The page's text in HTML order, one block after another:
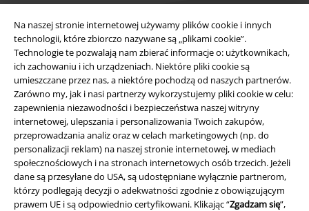
Na naszej stronie internetowej używamy plików cookie i innych
technologii, które zbiorczo nazywane są „plikami cookie”.
Technologie te pozwalają nam zbierać informacje o: użytkownikach,
ich zachowaniu i ich urządzeniach. Niektóre pliki cookie są
umieszczane przez nas, a niektóre pochodzą od naszych partnerów.
Zarówno my, jak i nasi partnerzy wykorzystujemy pliki cookie w celu:
zapewnienia niezawodności i bezpieczeństwa naszej witryny
internetowej, ulepszania i personalizowania Twoich zakupów,
przeprowadzania analiz oraz w celach marketingowych (np. do
personalizacji reklam) na naszej stronie internetowej, w mediach
społecznościowych i na stronach internetowych osób trzecich. Jeżeli
dane są przesyłane do USA, są udostępniane wyłącznie partnerom,
którzy podlegają decyzji o adekwatności zgodnie z obowiązującym
prawem UE i są odpowiednio certyfikowani. Klikając “Zgadzam się”,
Informacje prawne
Regulamin
Dane firmy
Polityka prywatności
Unieszkodliwianie odpadów i ochrona środowiska